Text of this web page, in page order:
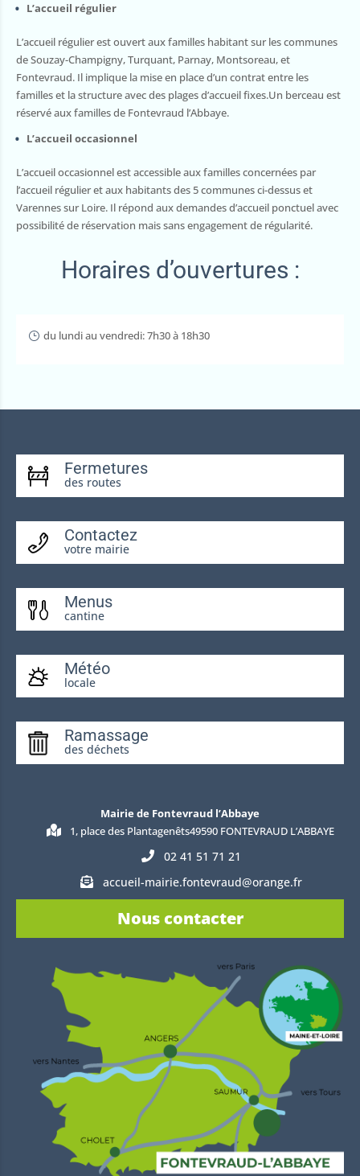
L’accueil régulier
L’accueil régulier est ouvert aux familles habitant sur les communes
de Souzay-Champigny, Turquant, Parnay, Montsoreau, et
Fontevraud. Il implique la mise en place d’un contrat entre les
familles et la structure avec des plages d’accueil fixes.Un berceau est
réservé aux familles de Fontevraud l’Abbaye.
L’accueil occasionnel
L’accueil occasionnel est accessible aux familles concernées par
l’accueil régulier et aux habitants des 5 communes ci-dessus et
Varennes sur Loire. Il répond aux demandes d’accueil ponctuel avec
possibilité de réservation mais sans engagement de régularité.
Horaires d’ouvertures :
} du lundi au vendredi: 7h30 à 18h30
Fermetures
des routes
Contactez
votre mairie
Menus
cantine
Météo
locale
Ramassage
des déchets
Mairie de Fontevraud l’Abbaye
1, place des Plantagenêts49590 FONTEVRAUD L’ABBAYE
02 41 51 71 21
accueil-mairie.fontevraud@orange.fr
Nous contacter